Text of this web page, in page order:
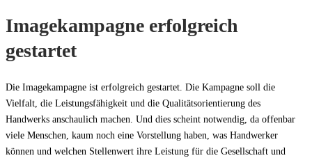
Imagekampagne erfolgreich
gestartet
Die Imagekampagne ist erfolgreich gestartet. Die Kampagne soll die
Vielfalt, die Leistungsfähigkeit und die Qualitätsorientierung des
Handwerks anschaulich machen. Und dies scheint notwendig, da offenbar
viele Menschen, kaum noch eine Vorstellung haben, was Handwerker
können und welchen Stellenwert ihre Leistung für die Gesellschaft und